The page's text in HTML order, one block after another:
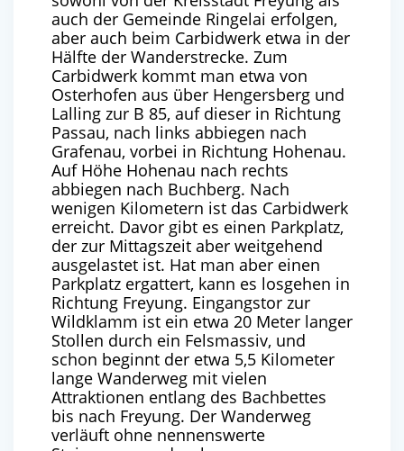
auch der Gemeinde Ringelai erfolgen,
aber auch beim Carbidwerk etwa in der
Hälfte der Wanderstrecke. Zum
Carbidwerk kommt man etwa von
Osterhofen aus über Hengersberg und
Lalling zur B 85, auf dieser in Richtung
Passau, nach links abbiegen nach
Grafenau, vorbei in Richtung Hohenau.
Auf Höhe Hohenau nach rechts
abbiegen nach Buchberg. Nach
wenigen Kilometern ist das Carbidwerk
erreicht. Davor gibt es einen Parkplatz,
der zur Mittagszeit aber weitgehend
ausgelastet ist. Hat man aber einen
Parkplatz ergattert, kann es losgehen in
Richtung Freyung. Eingangstor zur
Wildklamm ist ein etwa 20 Meter langer
Stollen durch ein Felsmassiv, und
schon beginnt der etwa 5,5 Kilometer
lange Wanderweg mit vielen
Attraktionen entlang des Bachbettes
bis nach Freyung. Der Wanderweg
verläuft ohne nennenswerte